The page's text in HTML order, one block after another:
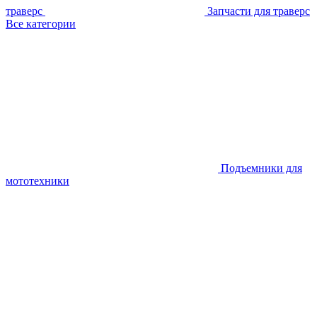
траверс
Запчасти для траверс
Все категории
Подъемники для
мототехники